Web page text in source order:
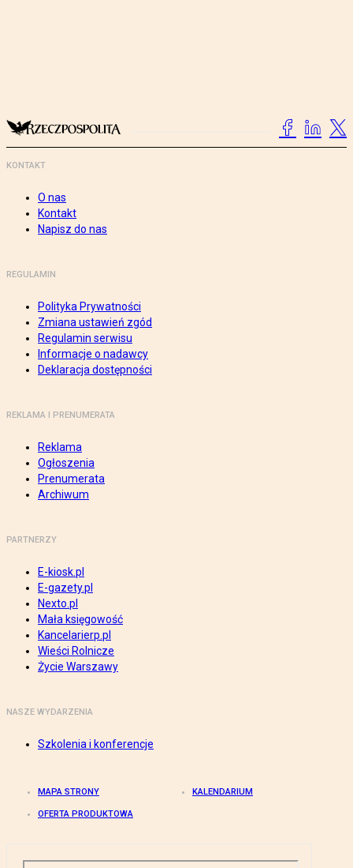
KONTAKT
O nas
Kontakt
Napisz do nas
REGULAMIN
Polityka Prywatności
Zmiana ustawień zgód
Regulamin serwisu
Informacje o nadawcy
Deklaracja dostępności
REKLAMA I PRENUMERATA
Reklama
Ogłoszenia
Prenumerata
Archiwum
PARTNERZY
E-kiosk.pl
E-gazety.pl
Nexto.pl
Mała księgowość
Kancelarierp.pl
Wieści Rolnicze
Życie Warszawy
NASZE WYDARZENIA
Szkolenia i konferencje
MAPA STRONY KALENDARIUM
OFERTA PRODUKTOWA